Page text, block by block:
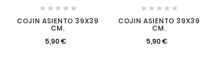
    
COJIN ASIENTO 39X39
CM.
5,90 €
    
COJIN ASIENTO 39X39
CM.
5,90 €